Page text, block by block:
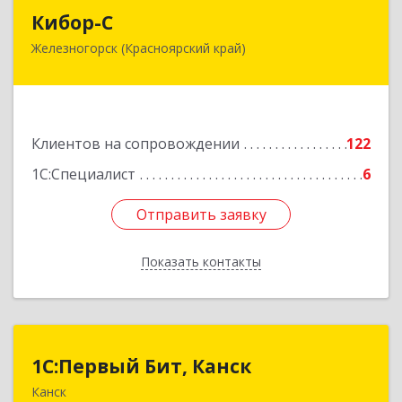
Кибор-С
Железногорск (Красноярский край)
Клиентов на сопровождении
122
1С:Специалист
6
Отправить заявку
Показать контакты
662973, Красноярский край, Железногорск г,
Отправить заявку
Назад
1С:Первый Бит, Канск
Канск